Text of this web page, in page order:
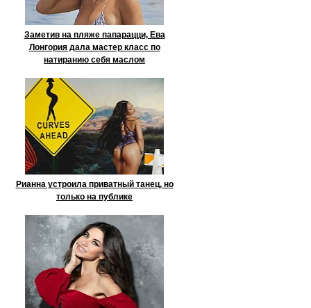
Заметив на пляже папарацци, Ева
Лонгория дала мастер класс по
натиранию себя маслом
Рианна устроила приватный танец, но
только на публике